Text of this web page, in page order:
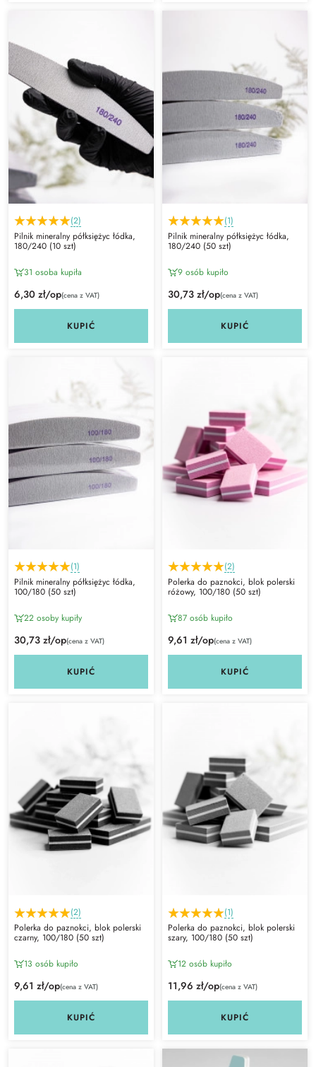
(2)
Pilnik mineralny półksiężyc łódka,
180/240 (10 szt)
31 osoba kupiła
6,30 zł/op(cena z VAT)
KUPIĆ
(1)
Pilnik mineralny półksiężyc łódka,
180/240 (50 szt)
9 osób kupiło
30,73 zł/op(cena z VAT)
KUPIĆ
(1)
Pilnik mineralny półksiężyc łódka,
100/180 (50 szt)
22 osoby kupiły
30,73 zł/op(cena z VAT)
KUPIĆ
(2)
Polerka do paznokci, blok polerski
różowy, 100/180 (50 szt)
87 osób kupiło
9,61 zł/op(cena z VAT)
KUPIĆ
(2)
Polerka do paznokci, blok polerski
czarny, 100/180 (50 szt)
13 osób kupiło
9,61 zł/op(cena z VAT)
KUPIĆ
(1)
Polerka do paznokci, blok polerski
szary, 100/180 (50 szt)
12 osób kupiło
11,96 zł/op(cena z VAT)
KUPIĆ